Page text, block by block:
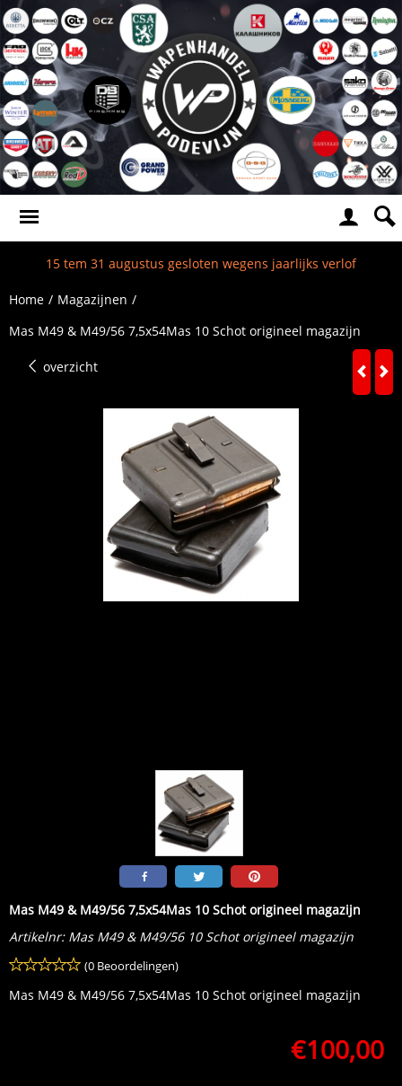
15 tem 31 augustus gesloten wegens jaarlijks verlof
Home / Magazijnen /
Mas M49 & M49/56 7,5x54Mas 10 Schot origineel magazijn
overzicht
Mas M49 & M49/56 7,5x54Mas 10 Schot origineel magazijn
Artikelnr: Mas M49 & M49/56 10 Schot origineel magazijn
(0 Beoordelingen)
Mas M49 & M49/56 7,5x54Mas 10 Schot origineel magazijn
€100,00